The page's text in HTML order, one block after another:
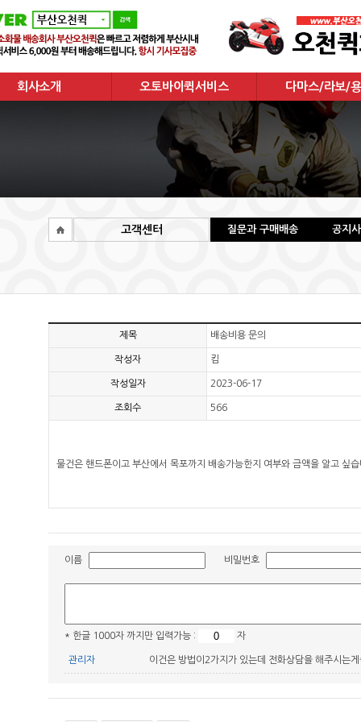
회사소개 오토바이퀵서비스
오토바이퀵서비스
다마스/라보/
다마스/라보/용
고객센터 질문과 구매배송 공지
제목 배송비용 문의
작성자 킴
작성일자 2023-06-17
조회수 566
물건은 핸드폰이고 부산에서 목포까지 배송가능한지 여부와 금액을 알고 싶
이름 비밀번호
* 한글 1000자 까지만 입력가능 : 자
관리자 이건은 방법이2가지가 있는데 전화상담을 해주시는